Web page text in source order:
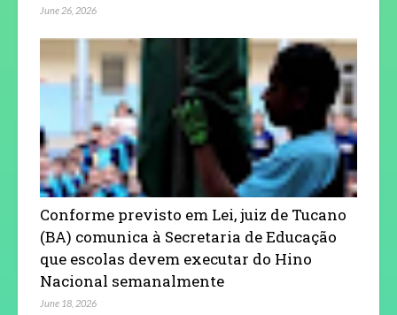
June 26, 2026
Conforme previsto em Lei, juiz de Tucano
(BA) comunica à Secretaria de Educação
que escolas devem executar do Hino
Nacional semanalmente
June 18, 2026